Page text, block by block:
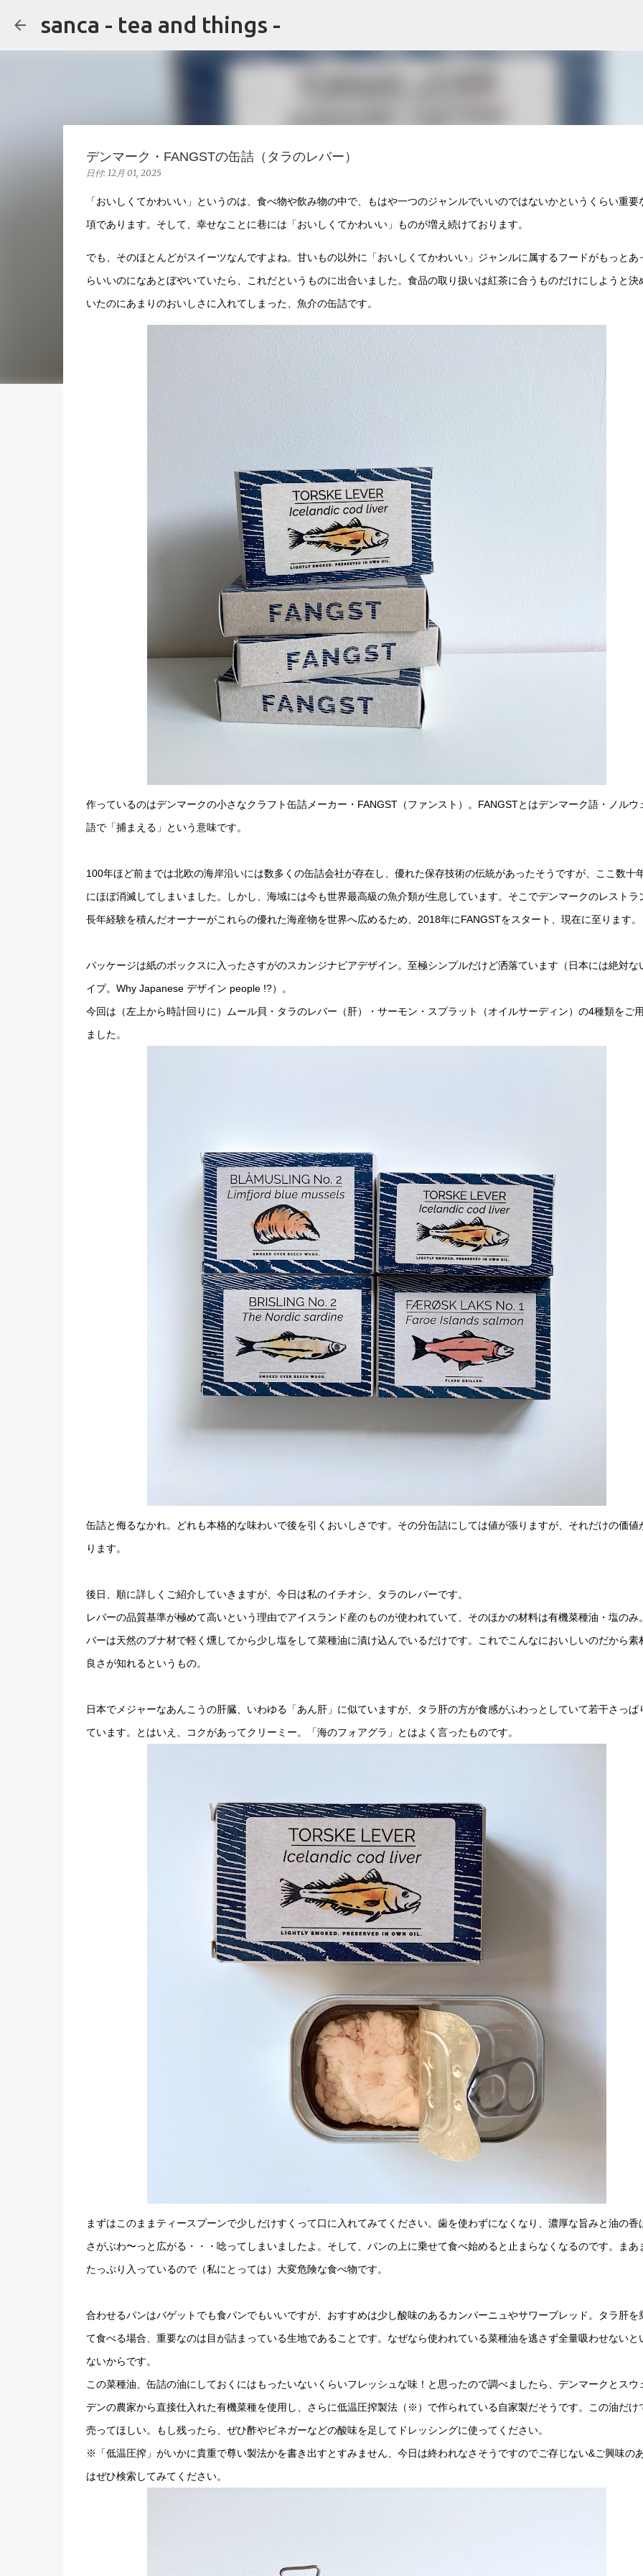
sanca - tea and things -
デンマーク・FANGSTの缶詰（タラのレバー）
日付: 12月 01, 2025
「おいしくてかわいい」というのは、食べ物や飲み物の中で、もはや一つのジャンルでいいのではないかというくらい重要
項であります。そして、幸せなことに巷には「おいしくてかわいい」ものが増え続けております。
でも、そのほとんどがスイーツなんですよね。甘いもの以外に「おいしくてかわいい」ジャンルに属するフードがもっとあ
らいいのになあとぼやいていたら、これだというものに出合いました。食品の取り扱いは紅茶に合うものだけにしようと決
いたのにあまりのおいしさに入れてしまった、魚介の缶詰です。
作っているのはデンマークの小さなクラフト缶詰メーカー・FANGST（ファンスト）。FANGSTとはデンマーク語・ノルウ
語で「捕まえる」という意味です。
100年ほど前までは北欧の海岸沿いには数多くの缶詰会社が存在し、優れた保存技術の伝統があったそうですが、ここ数十
にほぼ消滅してしまいました。しかし、海域には今も世界最高級の魚介類が生息しています。そこでデンマークのレストラ
長年経験を積んだオーナーがこれらの優れた海産物を世界へ広めるため、2018年にFANGSTをスタート、現在に至ります。
パッケージは紙のボックスに入ったさすがのスカンジナビアデザイン。至極シンプルだけど洒落ています（日本には絶対な
イプ。Why Japanese デザイン people !?）。
今回は（左上から時計回りに）ムール貝・タラのレバー（肝）・サーモン・スプラット（オイルサーディン）の4種類をご
ました。
缶詰と侮るなかれ。どれも本格的な味わいで後を引くおいしさです。その分缶詰にしては値が張りますが、それだけの価値
ります。
後日、順に詳しくご紹介していきますが、今日は私のイチオシ、タラのレバーです。
レバーの品質基準が極めて高いという理由でアイスランド産のものが使われていて、そのほかの材料は有機菜種油・塩のみ
バーは天然のブナ材で軽く燻してから少し塩をして菜種油に漬け込んでいるだけです。これでこんなにおいしいのだから素
良さが知れるというもの。
日本でメジャーなあんこうの肝臓、いわゆる「あん肝」に似ていますが、タラ肝の方が食感がふわっとしていて若干さっぱ
ています。とはいえ、コクがあってクリーミー。「海のフォアグラ」とはよく言ったものです。
まずはこのままティースプーンで少しだけすくって口に入れてみてください。歯を使わずになくなり、濃厚な旨みと油の香
さがぶわ〜っと広がる・・・唸ってしまいましたよ。そして、パンの上に乗せて食べ始めると止まらなくなるのです。まあ
たっぷり入っているので（私にとっては）大変危険な食べ物です。
合わせるパンはバゲットでも食パンでもいいですが、おすすめは少し酸味のあるカンパーニュやサワーブレッド。タラ肝を
て食べる場合、重要なのは目が詰まっている生地であることです。なぜなら使われている菜種油を逃さず全量吸わせないと
ないからです。
この菜種油、缶詰の油にしておくにはもったいないくらいフレッシュな味！と思ったので調べましたら、デンマークとスウ
デンの農家から直接仕入れた有機菜種を使用し、さらに低温圧搾製法（※）で作られている自家製だそうです。この油だけ
売ってほしい。もし残ったら、ぜひ酢やビネガーなどの酸味を足してドレッシングに使ってください。
※「低温圧搾」がいかに貴重で尊い製法かを書き出すとすみません、今日は終われなさそうですのでご存じない&ご興味の
はぜひ検索してみてください。